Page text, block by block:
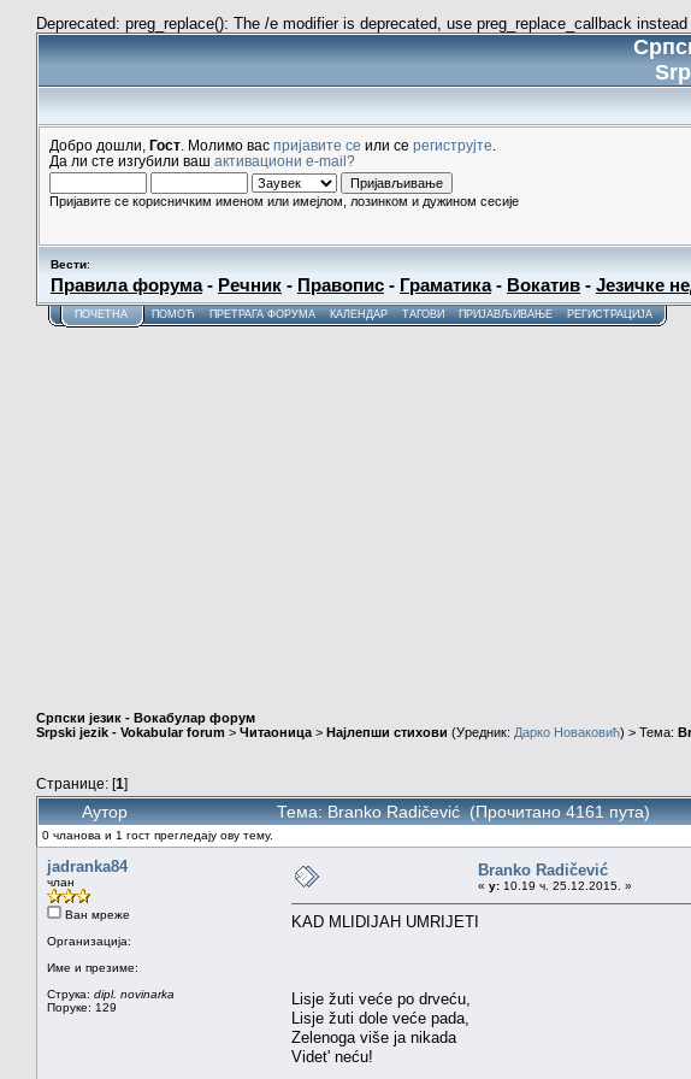
Deprecated: preg_replace(): The /e modifier is deprecated, use preg_replace_callback
Добро дошли, Гост . Молимо вас пријавите се или се региструјте
Да ли сте изгубили ваш активациони e-mail?
Пријавите се корисничким именом или имејлом, лозинком и дужином сесије
Вести:
Правила форума- Речник - Правопис - Граматика- Вокатив - Језичке
ПОЧЕТНА ПОМОЋ ПРЕТРАГА ФОРУМА КАЛЕНДАР ТАГОВИ ПРИЈАВЉИВАЊЕ РЕГИСТРАЦИЈА
Српски језик - Вокабулар форум
Srpski jezik - Vokabular forum > Читаоница > Најлепши стихови (Уредник: Дарко Новаковић) > Тема:
Странице: [1]
Аутор Тема: Branko Radičević (Прочитано 4161 пута)
0 чланова и 1 гост прегледају ову тему.
jadranka84
члан
Ван мреже
Организација:
Име и презиме:
Струка: dipl. novinarka
Поруке: 129
Branko Radičević
« у: 10.19 ч. 25.12.2015. »
KAD MLIDIJAH UMRIJETI
Lisje žuti veće po drveću,
Lisje žuti dole veće pada,
Zelenoga više ja nikada
Videt' neću!